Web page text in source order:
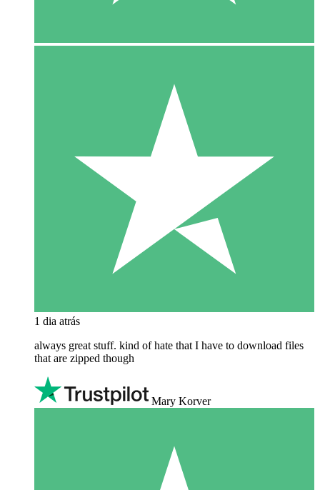
1 dia atrás
always great stuff. kind of hate that I have to download files
that are zipped though
Mary Korver